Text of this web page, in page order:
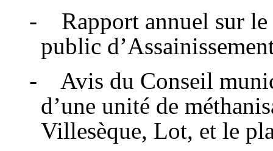
- Rapport annuel sur le
public
- Avis du Conseil
d’une unité de
Villesèque, Lot, et le